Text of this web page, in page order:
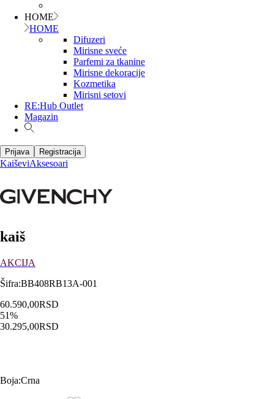
HOME
HOME
Difuzeri
Mirisne sveće
Parfemi za tkanine
Mirisne dekoracije
Kozmetika
Mirisni setovi
RE:Hub Outlet
Magazin
Prijava Registracija
KaiševiAksesoari
kaiš
AKCIJA
Šifra:BB408RB13A-001
60.590,00RSD
51%
30.295,00RSD
Boja:Crna